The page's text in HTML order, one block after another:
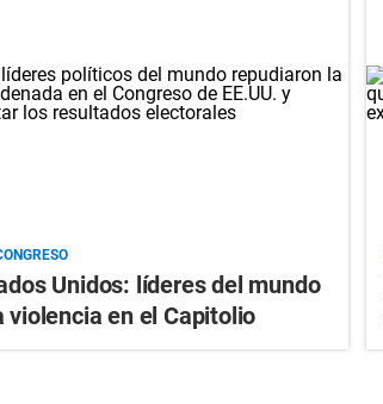
Unidos: líderes del mundo
violencia en el Capitolio